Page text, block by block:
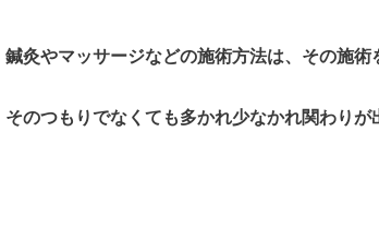
鍼灸やマッサージなどの施術方法は、その施術
そのつもりでなくても多かれ少なかれ関わりが